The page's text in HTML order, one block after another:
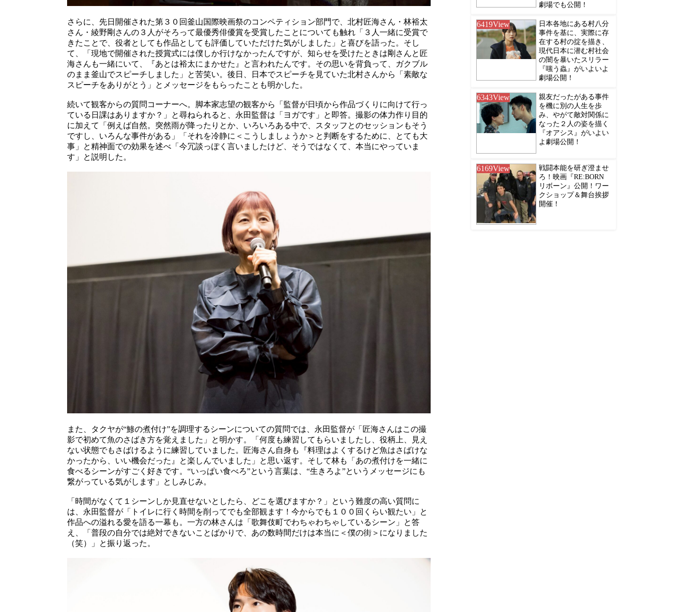
さらに、先日開催された第３０回釜山国際映画祭のコンペティション部門で、北村匠海さん・林裕太
さん・綾野剛さんの３人がそろって最優秀俳優賞を受賞したことについても触れ「３人一緒に受賞で
きたことで、役者としても作品としても評価していただけた気がしました」と喜びを語った。そし
て、「現地で開催された授賞式には僕しか行けなかったんですが、知らせを受けたときは剛さんと匠
海さんも一緒にいて、『あとは裕太にまかせた』と言われたんです。その思いを背負って、ガクブル
のまま釜山でスピーチしました」と苦笑い。後日、日本でスピーチを見ていた北村さんから「素敵な
スピーチをありがとう」とメッセージをもらったことも明かした。
続いて観客からの質問コーナーへ。脚本家志望の観客から「監督が日頃から作品づくりに向けて行っ
ている日課はありますか？」と尋ねられると、永田監督は「ヨガです」と即答。撮影の体力作り目的
に加えて「例えば自然。突然雨が降ったりとか、いろいろある中で、スタッフとのセッションもそう
ですし、いろんな事件がある」「それを冷静に＜こうしましょうか＞と判断をするために、とても大
事」と精神面での効果を述べ「今冗談っぽく言いましたけど、そうではなくて、本当にやっていま
す」と説明した。
また、タクヤが“鯵の煮付け”を調理するシーンについての質問では、永田監督が「匠海さんはこの撮
影で初めて魚のさばき方を覚えました」と明かす。「何度も練習してもらいましたし、役柄上、見え
ない状態でもさばけるように練習していました。匠海さん自身も『料理はよくするけど魚はさばけな
かったから、いい機会だった』と楽しんでいました」と思い返す。そして林も「あの煮付けを一緒に
食べるシーンがすごく好きです。“いっぱい食べろ”という言葉は、“生きろよ”というメッセージにも
繋がっている気がします」としみじみ。
「時間がなくて１シーンしか見直せないとしたら、どこを選びますか？」という難度の高い質問に
は、永田監督が「トイレに行く時間を削ってでも全部観ます！今からでも１００回くらい観たい」と
作品への溢れる愛を語る一幕も。一方の林さんは「歌舞伎町でわちゃわちゃしているシーン」と答
え、「普段の自分では絶対できないことばかりで、あの数時間だけは本当に＜僕の街＞になりました
（笑）」と振り返った。
劇場でも公開！
6419View
日本各地にある村八分
事件を基に、実際に存
在する村の掟を描き、
現代日本に潜む村社会
の闇を暴いたスリラー
『嗤う蟲』がいよいよ
劇場公開！
6343View
親友だったがある事件
を機に別の人生を歩
み、やがて敵対関係に
なった２人の姿を描く
『オアシス』がいよい
よ劇場公開！
6169View
戦闘本能を研ぎ澄ませ
ろ！映画『RE:BORN
リボーン』公開！ワー
クショップ＆舞台挨拶
開催！